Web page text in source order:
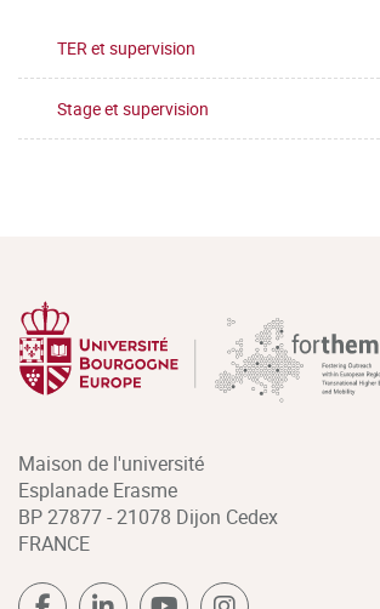
TER et supervision
Stage et supervision
Maison de l'université
Esplanade Erasme
BP 27877 - 21078 Dijon Cedex
FRANCE